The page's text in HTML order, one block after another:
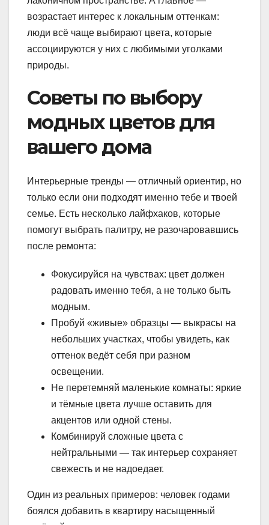
возрастает интерес к локальным оттенкам:
люди всё чаще выбирают цвета, которые
ассоциируются у них с любимыми уголками
природы.
Советы по выбору
модных цветов для
вашего дома
Интерьерные тренды — отличный ориентир, но
только если они подходят именно тебе и твоей
семье. Есть несколько лайфхаков, которые
помогут выбрать палитру, не разочаровавшись
после ремонта:
Фокусируйся на чувствах: цвет должен
радовать именно тебя, а не только быть
модным.
Пробуй «живые» образцы — выкрасы на
небольших участках, чтобы увидеть, как
оттенок ведёт себя при разном
освещении.
Не перетемняй маленькие комнаты: яркие
и тёмные цвета лучше оставить для
акцентов или одной стены.
Комбинируй сложные цвета с
нейтральными — так интерьер сохраняет
свежесть и не надоедает.
Один из реальных примеров: человек годами
боялся добавить в квартиру насыщенный